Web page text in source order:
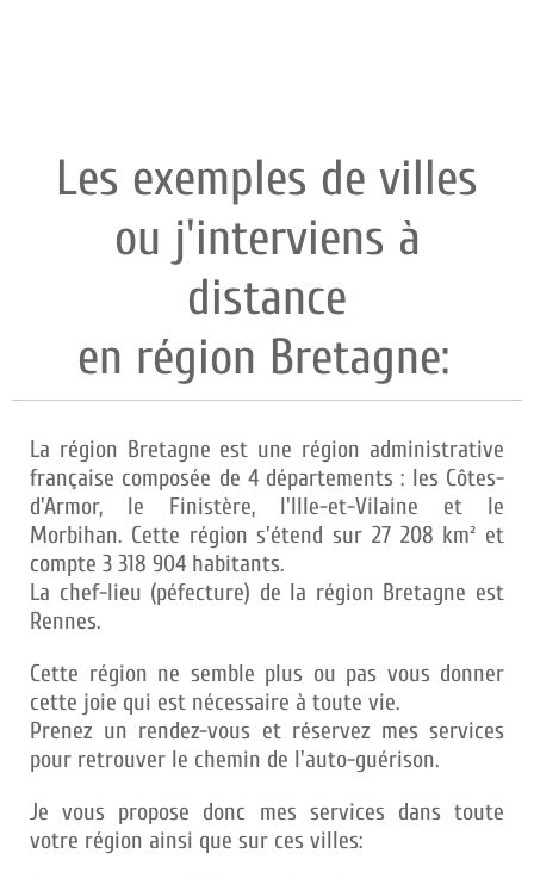
Les exemples de villes
ou j'interviens à
distance
en région Bretagne:
La région Bretagne est une région administrative
française composée de 4 départements : les Côtes-
d'Armor, le Finistère, l'Ille-et-Vilaine et le
Morbihan. Cette région s'étend sur 27 208 km² et
compte 3 318 904 habitants.
La chef-lieu (péfecture) de la région Bretagne est
Rennes.
Cette région ne semble plus ou pas vous donner
cette joie qui est nécessaire à toute vie.
Prenez un rendez-vous et réservez mes services
pour retrouver le chemin de l'auto-guérison.
Je vous propose donc mes services dans toute
votre région ainsi que sur ces villes: